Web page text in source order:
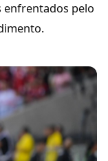
enfrentados pelo